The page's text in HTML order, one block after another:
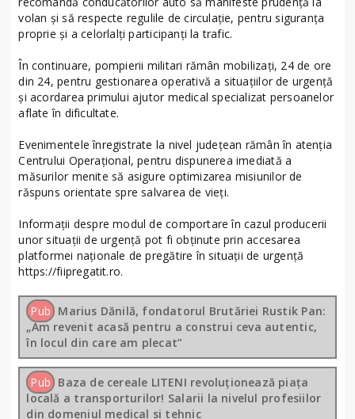
volan și să respecte regulile de circulație, pentru siguranța
proprie și a celorlalți participanți la trafic.
În continuare, pompierii militari rămân mobilizați, 24 de ore
din 24, pentru gestionarea operativă a situaţiilor de urgenţă
şi acordarea primului ajutor medical specializat persoanelor
aflate în dificultate.
Evenimentele înregistrate la nivel județean rămân în atenția
Centrului Operațional, pentru dispunerea imediată a
măsurilor menite să asigure optimizarea misiunilor de
răspuns orientate spre salvarea de vieți.
Informații despre modul de comportare în cazul producerii
unor situații de urgență pot fi obținute prin accesarea
platformei naționale de pregătire în situații de urgență
https://fiipregatit.ro.
Pub Marius Dănilă, fondatorul Brutăriei Rustik Pan:
„Am revenit acasă pentru a construi ceva autentic,
în locul din care am plecat”
Pub Baza de cereale LITENI revoluționează piața
locală a transporturilor! Salarii la nivelul profesiilor
din domeniul medical si tehnic